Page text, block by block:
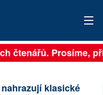
čtenářů. Prosíme,
klasické